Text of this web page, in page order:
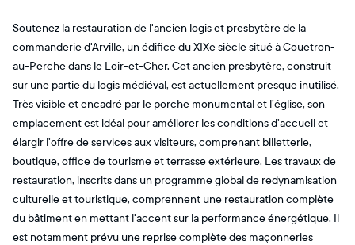
Soutenez la restauration de l'ancien logis et presbytère de la
commanderie d'Arville, un édifice du XIXe siècle situé à Couëtron-
au-Perche dans le Loir-et-Cher. Cet ancien presbytère, construit
sur une partie du logis médiéval, est actuellement presque inutilisé.
Très visible et encadré par le porche monumental et l’église, son
emplacement est idéal pour améliorer les conditions d’accueil et
élargir l’offre de services aux visiteurs, comprenant billetterie,
boutique, office de tourisme et terrasse extérieure. Les travaux de
restauration, inscrits dans un programme global de redynamisation
culturelle et touristique, comprennent une restauration complète
du bâtiment en mettant l'accent sur la performance énergétique. Il
est notamment prévu une reprise complète des maçonneries